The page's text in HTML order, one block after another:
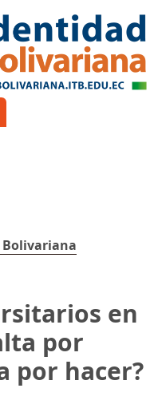
El idioma actual es:
Bolivariana
en
por
por hacer?